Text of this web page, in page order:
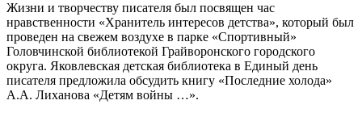
Жизни и творчеству писателя был посвящен час
нравственности «Хранитель интересов детства», который был
проведен на свежем воздухе в парке «Спортивный»
Головчинской библиотекой Грайворонского городского
округа. Яковлевская детская библиотека в Единый день
писателя предложила обсудить книгу «Последние холода»
А.А. Лиханова «Детям войны …».